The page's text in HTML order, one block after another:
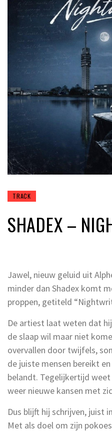
TRACK
SHADEX –
Jawel, nieuw geluid uit
minder dan Shadex komt
proppen, getiteld
De artiest laat weten dat
de slaap wil maar niet
overvallen door twijfels,
de juiste mensen bereikt
belandt. Tegelijkertijd
weer nieuwe kansen met
Dus blijft hij schrijven, juist
Met als doel om zijn